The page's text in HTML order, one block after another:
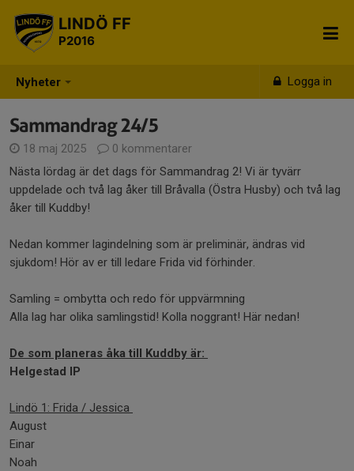
Nyheter Logga in
LINDÖ FF
P2016
Sammandrag 24/5
18 maj 2025
0 kommentarer
Nästa lördag är det dags för Sammandrag 2! Vi är tyvärr
uppdelade och två lag åker till Bråvalla (Östra Husby) och två lag
åker till Kuddby!
Nedan kommer lagindelning som är preliminär, ändras vid
sjukdom! Hör av er till ledare Frida vid förhinder.
Samling = ombytta och redo för uppvärmning
Alla lag har olika samlingstid! Kolla noggrant! Här nedan!
De som planeras åka till Kuddby är:
Helgestad IP
Lindö 1: Frida / Jessica
August
Einar
Noah